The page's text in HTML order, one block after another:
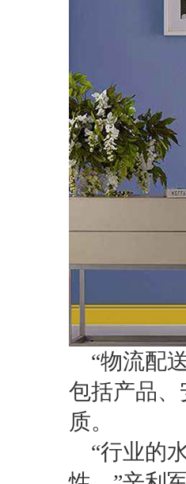
“物流配
包括产品
质。
“行业的